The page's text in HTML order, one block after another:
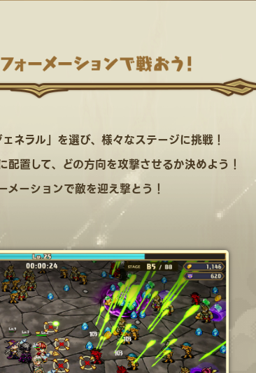
ネラル」を選び、様々なステージに挑戦！
置して、 どの方向を攻撃させるか決めよう！
メーションで敵を迎え撃とう！